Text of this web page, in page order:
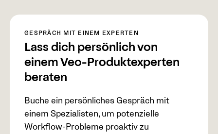
GESPRÄCH MIT EINEM EXPERTEN
Lass dich persönlich von
einem Veo-Produktexperten
beraten
Buche ein persönliches Gespräch mit
einem Spezialisten, um potenzielle
Workflow-Probleme proaktiv zu